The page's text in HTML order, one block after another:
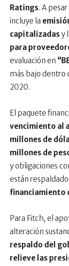
Ratings. A
incluye la
capitalizadasy
para
evaluación en
más bajo dentro
2020.
El paquete
vencimiento al
millones de
millones de
y obligaciones
están
financiamiento
Para Fitch, el
alteración
respaldo del
relieve las